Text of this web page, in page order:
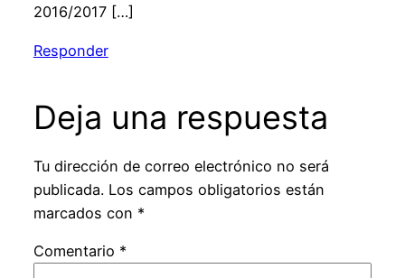
2016/2017 […]
Responder
Deja una respuesta
Tu dirección de correo electrónico no será
publicada. Los campos obligatorios están
marcados con *
Comentario *